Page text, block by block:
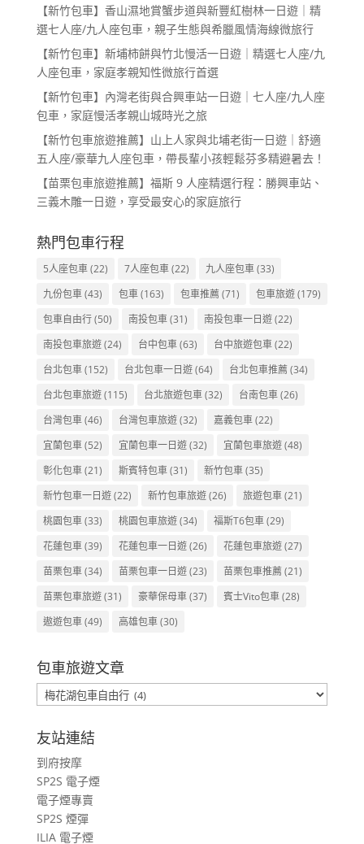
【新竹包車】香山濕地賞蟹步道與新豐紅樹林一日遊｜精
選七人座/九人座包車，親子生態與希臘風情海線微旅行
【新竹包車】新埔柿餅與竹北慢活一日遊｜精選七人座/九
人座包車，家庭孝親知性微旅行首選
【新竹包車】內灣老街與合興車站一日遊｜七人座/九人座
包車，家庭慢活孝親山城時光之旅
【新竹包車旅遊推薦】山上人家與北埔老街一日遊｜舒適
五人座/豪華九人座包車，帶長輩小孩輕鬆芬多精避暑去！
【苗栗包車旅遊推薦】福斯 9 人座精選行程：勝興車站、
三義木雕一日遊，享受最安心的家庭旅行
熱門包車行程
5人座包車(22) 7人座包車(22) 九人座包車(33)
九份包車(43) 包車(163) 包車推薦(71) 包車旅遊(179)
包車自由行(50) 南投包車(31) 南投包車一日遊(22)
南投包車旅遊(24) 台中包車(63) 台中旅遊包車(22)
台北包車(152) 台北包車一日遊(64) 台北包車推薦(34)
台北包車旅遊(115) 台北旅遊包車(32) 台南包車(26)
台灣包車(46) 台灣包車旅遊(32) 嘉義包車(22)
宜蘭包車(52) 宜蘭包車一日遊(32) 宜蘭包車旅遊(48)
彰化包車(21) 斯賓特包車(31) 新竹包車(35)
新竹包車一日遊(22) 新竹包車旅遊(26) 旅遊包車(21)
桃園包車(33) 桃園包車旅遊(34) 福斯T6包車(29)
花蓮包車(39) 花蓮包車一日遊(26) 花蓮包車旅遊(27)
苗栗包車(34) 苗栗包車一日遊(23) 苗栗包車推薦(21)
苗栗包車旅遊(31) 豪華保母車(37) 賓士Vito包車(28)
遨遊包車(49) 高雄包車(30)
包車旅遊文章
包
車
旅
遊
文
章
友站連結
到府按摩
SP2S 電子煙
電子煙專賣
SP2S 煙彈
ILIA 電子煙